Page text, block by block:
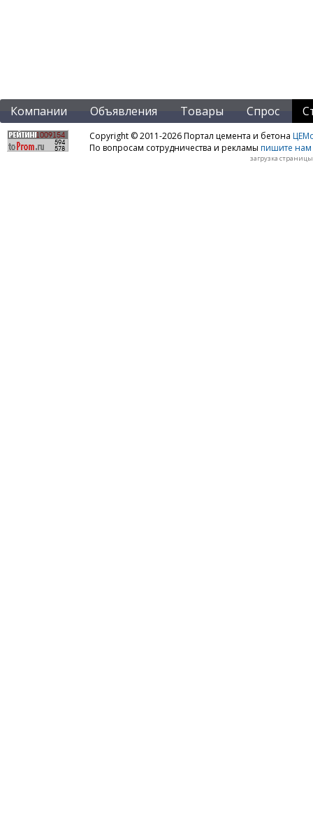
Компании Объявления Товары Спрос
Copyright © 2011-2026 Портал цемента и бетона
По вопросам сотрудничества и рекламы пишите нам
загрузка